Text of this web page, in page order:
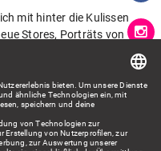
mit hinter die Kulissen
Stores, Porträts von
lernst du Mister Spex
und erhältst spannende